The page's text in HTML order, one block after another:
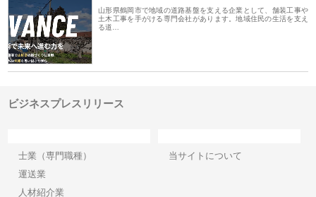
山形県鶴岡市で地域の道路基盤を支える企業として、舗装工事や
土木工事を手がける専門会社があります。地域住民の生活を支え
る道…
ビジネスプレスリリース
士業（専門職種）
運送業
人材紹介業
当サイトについて